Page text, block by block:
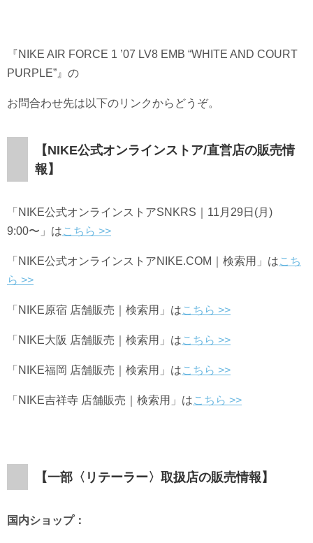
『NIKE AIR FORCE 1 ’07 LV8 EMB “WHITE AND COURT
PURPLE”』の
お問合わせ先は以下のリンクからどうぞ。
【NIKE公式オンラインストア/直営店の販売情
報】
「NIKE公式オンラインストアSNKRS｜11月29日(月)
9:00〜 」はこちら >>
「NIKE公式オンラインストアNIKE.COM｜検索用」はこち
ら >>
「 NIKE⁠原宿 店舗販売｜検索用」はこちら >>
「NIKE⁠大阪 店舗販売｜検索用」はこちら >>
「NIKE⁠福岡 店舗販売｜検索用」はこちら >>
「NIKE吉祥寺 店舗販売｜検索用」はこちら >>
【一部〈リテーラー〉取扱店の販売情報】
国内ショップ：